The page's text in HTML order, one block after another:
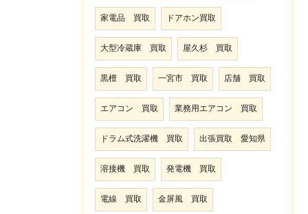
家電品 買取 ドアホン買取
大型冷蔵庫 買取 屋久杉 買取
黒檀 買取 一宮市 買取 店舗 買取
エアコン 買取 業務用エアコン 買取
ドラム式洗濯機 買取 出張買取 愛知県
溶接機 買取 発電機 買取
電線 買取 金屏風 買取